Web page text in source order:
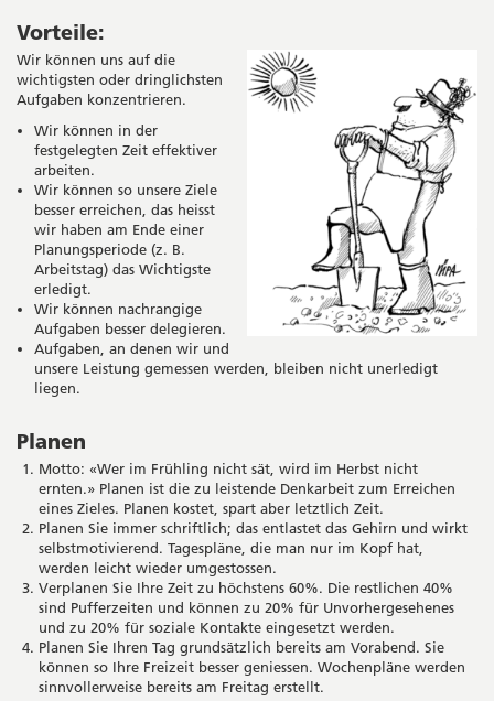
Vorteile:
Wir können uns auf die
wichtigsten oder dringlichsten
Aufgaben konzentrieren.
Wir können in der
festgelegten Zeit effektiver
arbeiten.
Wir können so unsere Ziele
besser erreichen, das heisst
wir haben am Ende einer
Planungsperiode (z. B.
Arbeitstag) das Wichtigste
erledigt.
Wir können nachrangige
Aufgaben besser delegieren.
Aufgaben, an denen wir und
unsere Leistung gemessen werden, bleiben nicht unerledigt
liegen.
Planen
Motto: «Wer im Frühling nicht sät, wird im Herbst nicht
ernten.» Planen ist die zu leistende Denkarbeit zum Erreichen
eines Zieles. Planen kostet, spart aber letztlich Zeit.
Planen Sie immer schriftlich; das entlastet das Gehirn und wirkt
selbstmotivierend. Tagespläne, die man nur im Kopf hat,
werden leicht wieder umgestossen.
Verplanen Sie Ihre Zeit zu höchstens 60%. Die restlichen 40%
sind Pufferzeiten und können zu 20% für Unvorhergesehenes
und zu 20% für soziale Kontakte eingesetzt werden.
Planen Sie Ihren Tag grundsätzlich bereits am Vorabend. Sie
können so Ihre Freizeit besser geniessen. Wochenpläne werden
sinnvollerweise bereits am Freitag erstellt.